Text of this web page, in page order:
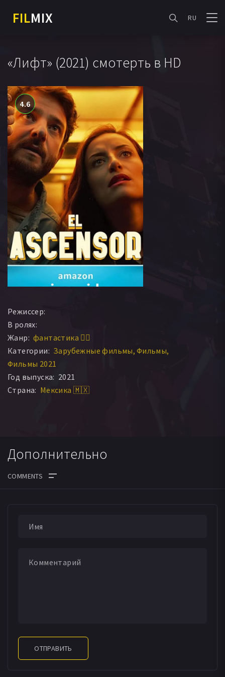
FILMIX RU
«Лифт» (2021) смотерть в HD
4.6
Режиссер:
В ролях:
Жанр: фантастика 🧙‍♀️
Категории: Зарубежные фильмы Фильмы
Фильмы 2021
Год выпуска: 2021
Страна: Мексика 🇲🇽
Дополнительно
ОТПРАВИТЬ